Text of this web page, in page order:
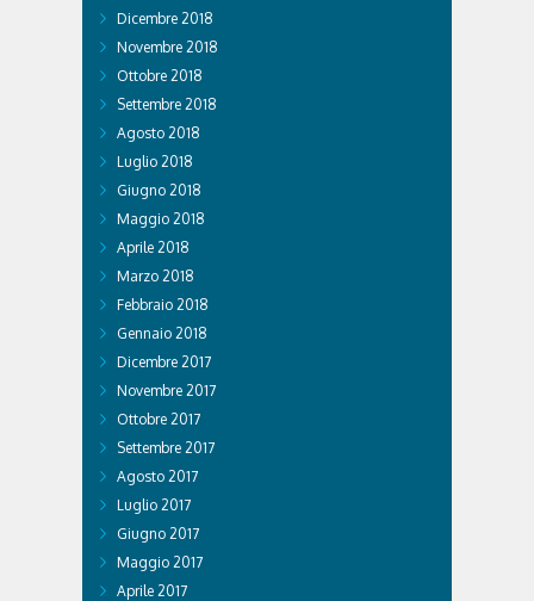
Dicembre 2018
Novembre 2018
Ottobre 2018
Settembre 2018
Agosto 2018
Luglio 2018
Giugno 2018
Maggio 2018
Aprile 2018
Marzo 2018
Febbraio 2018
Gennaio 2018
Dicembre 2017
Novembre 2017
Ottobre 2017
Settembre 2017
Agosto 2017
Luglio 2017
Giugno 2017
Maggio 2017
Aprile 2017